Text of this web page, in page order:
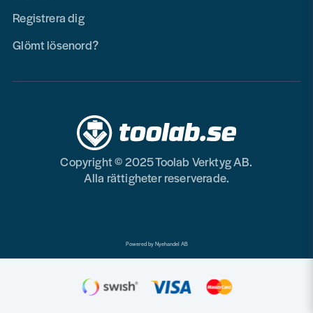
Registrera dig
Glömt lösenord?
Copyright © 2025 Toolab Verktyg AB.
Alla rättigheter reserverade.
Powered by Nyehandel AB